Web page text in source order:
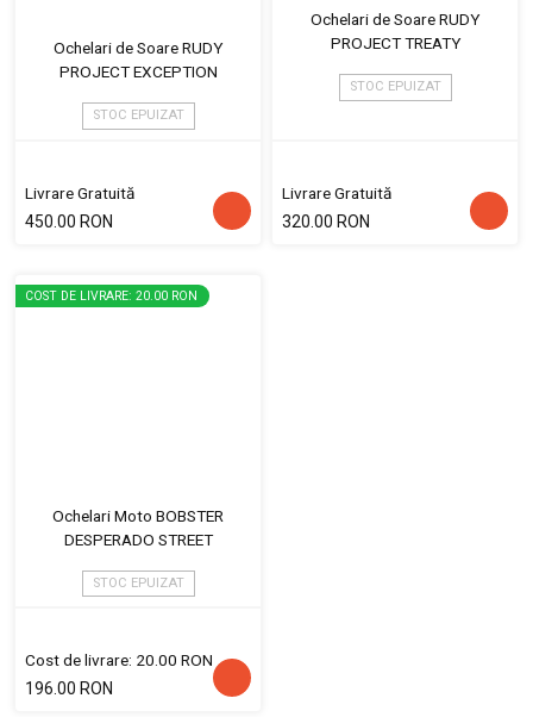
Ochelari de Soare RUDY
PROJECT EXCEPTION
STOC EPUIZAT
Livrare Gratuită
450.00 RON
Ochelari de Soare RUDY
PROJECT TREATY
STOC EPUIZAT
Livrare Gratuită
320.00 RON
COST DE LIVRARE: 20.00 RON
Ochelari Moto BOBSTER
DESPERADO STREET
STOC EPUIZAT
Cost de livrare: 20.00 RON
196.00 RON